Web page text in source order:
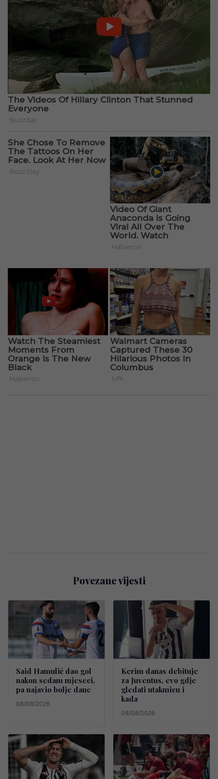
Povezane vijesti
Said Hamulić dao gol
nakon sedam mjeseci,
pa najavio bolje dane
08/08/2026
Kerim danas debituje
za Juventus, evo gdje
gledati utakmicu i
kada
08/08/2026